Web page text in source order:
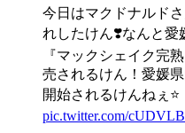
今日はマクドナルド
れしたけん❣️なんと愛
『マックシェイク完
売されるけん！愛媛
開始されるけんねぇ⭐️
pic.twitter.com/